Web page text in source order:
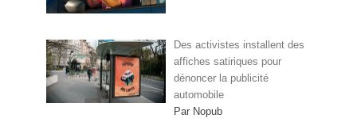
Des activistes installent des
affiches satiriques pour
dénoncer la publicité
automobile
Par Nopub